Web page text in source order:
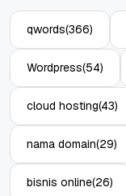
qwords(366)
Wordpress(54)
cloud hosting(43)
nama domain(29)
bisnis online(26)